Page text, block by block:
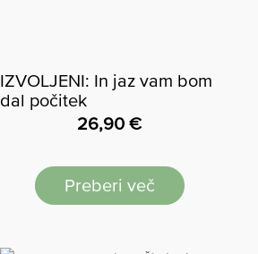
IZVOLJENI: In jaz vam bom
dal počitek
26,90€
Preberi več